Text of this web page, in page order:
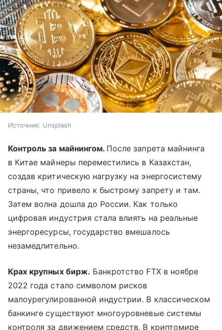
Источник: Unsplash
Контроль за майнингом. После запрета майнинга
в Китае майнеры переместились в Казахстан,
создав критическую нагрузку на энергосистему
страны, что привело к быстрому запрету и там.
Затем волна дошла до России. Как только
цифровая индустрия стала влиять на реальные
энергоресурсы, государство вмешалось
незамедлительно.
Крах крупных бирж. Банкротство FTX в ноябре
2022 года стало символом рисков
малоурегулированной индустрии. В классическом
банкинге существуют многоуровневые системы
контроля за движением средств. В криптомире